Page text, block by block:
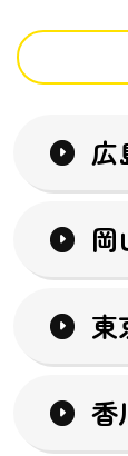
広
岡
東
香